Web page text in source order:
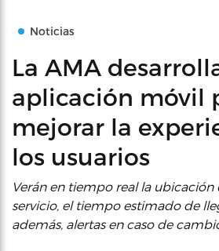
Noticias
La AMA
aplicación móvil
mejorar la
los usuarios
Verán en tiempo real la ubicación
servicio, el tiempo estimado de
además, alertas en caso de